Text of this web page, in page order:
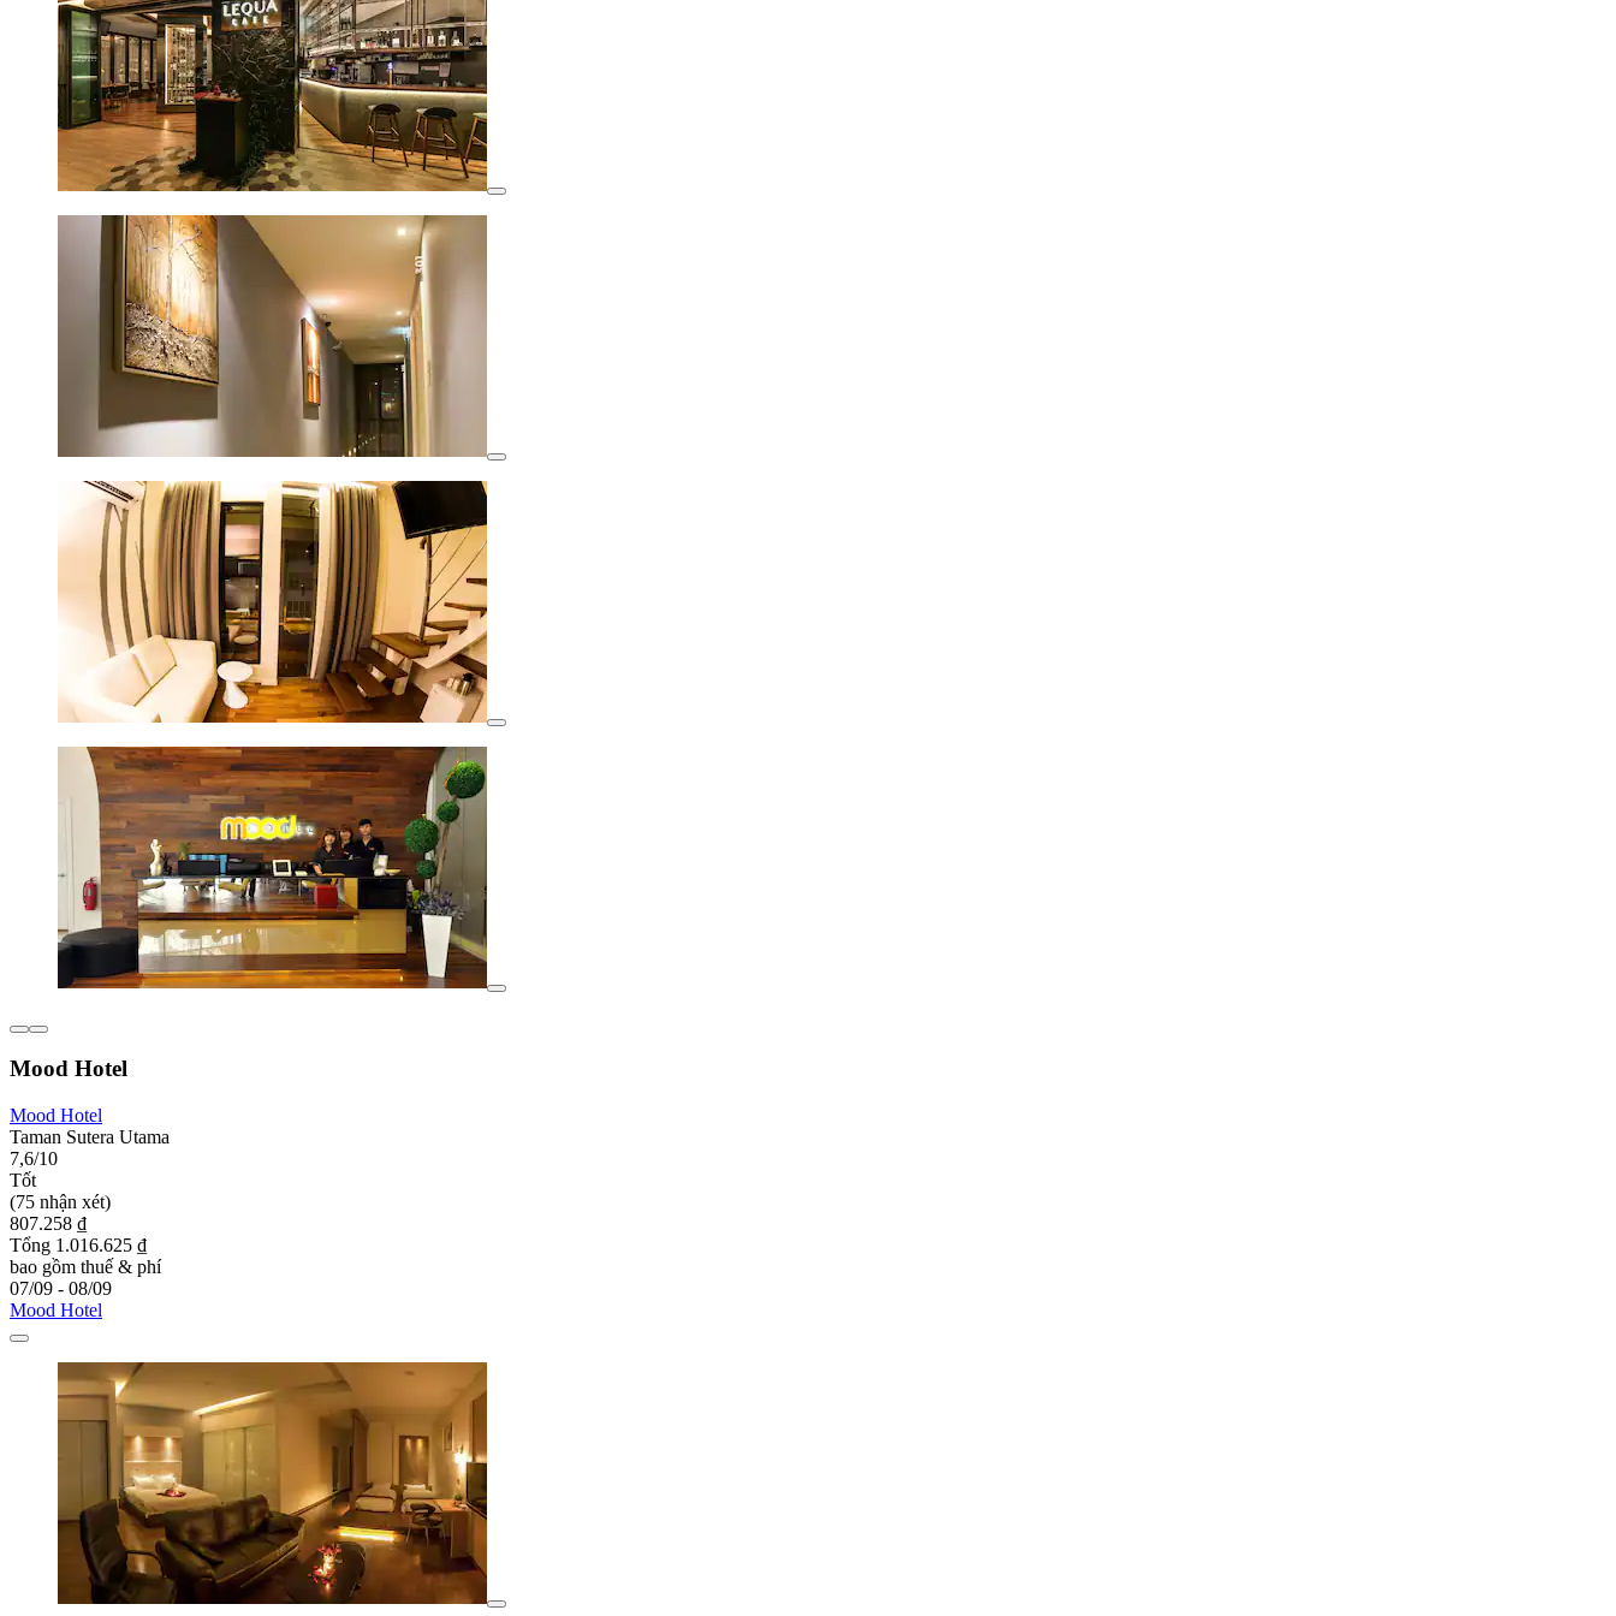
Mood Hotel
Mood Hotel
Taman Sutera Utama
7,6/10
Tốt
(75 nhận xét)
807.258 ₫
Tổng 1.016.625 ₫
bao gồm thuế & phí
07/09 - 08/09
Mood Hotel